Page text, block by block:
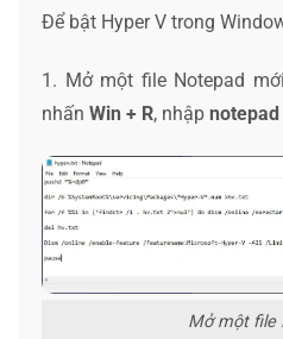
Để bật Hyper V trong
1. Mở một file Notepad
nhấn Win + R, nhập notepad
Mở một file